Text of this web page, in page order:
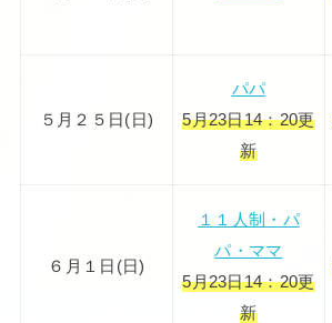
５月２５日(日)
パパ
5月23日14：20更
新
６月１日(日)
１１人制・パ
パ・ママ
5月23日14：20更
新